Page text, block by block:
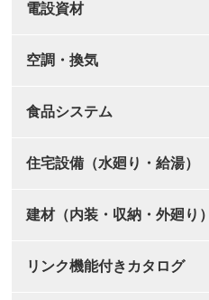
電設資材
空調・換気
食品システム
住宅設備（水廻り・給湯）
建材（内装・収納・外廻り）
リンク機能付きカタログ